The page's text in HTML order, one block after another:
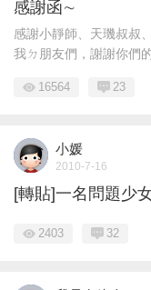
感謝函∼
感謝小靜師、天璣叔叔
我ㄉ朋友們，謝謝你們
16564 23
小媛
2010-7-16
[轉貼]一名問題少
2403 32